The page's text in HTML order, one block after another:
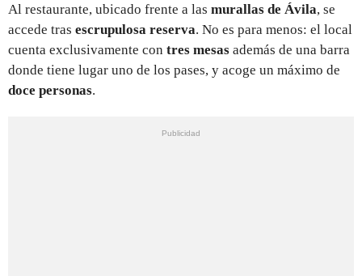
Al restaurante, ubicado frente a las murallas de Ávila, se
accede tras escrupulosa reserva. No es para menos: el local
cuenta exclusivamente con tres mesas además de una barra
donde tiene lugar uno de los pases, y acoge un máximo de
doce personas.